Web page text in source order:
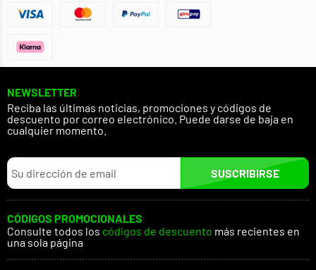
NEWSLETTER
Reciba las últimas noticias, promociones y códigos de
descuento por correo electrónico. Puede darse de baja en
cualquier momento.
SUSCRIBIRSE
CÓDIGOS PROMOCIONALES
Consulte todos los códigos de descuento más recientes en
una sola página